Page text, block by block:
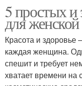
5 простых и
для
Красота и здоровье
каждая женщина.
спешит и требует
хватает времени